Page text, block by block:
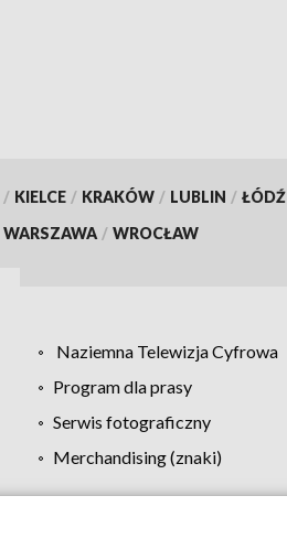
/ KIELCE / KRAKÓW / LUBLIN / ŁÓDŹ
WARSZAWA / WROCŁAW
Naziemna Telewizja Cyfrowa
Program dla prasy
Serwis fotograficzny
Merchandising (znaki)